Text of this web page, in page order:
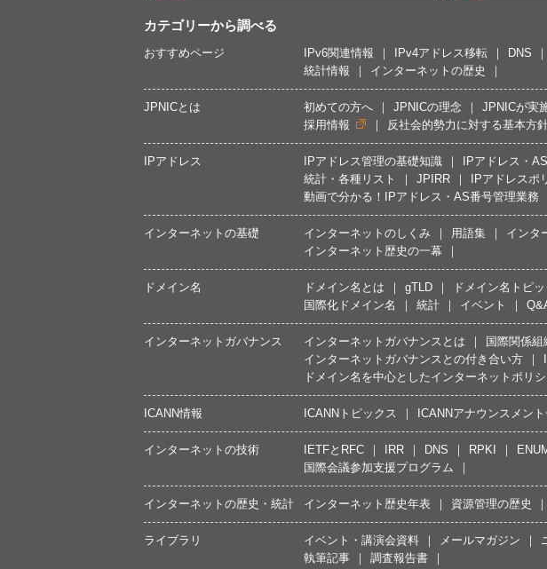
カテゴリーから調べる
おすすめページ IPv6関連情報 IPv4アドレス移転 DNS
統計情報
インターネットの歴史
JPNICとは 初めての方へ JPNICの理念 JPNICが実
採用情報
反社会的勢力に対する基本方
IPアドレス IPアドレス管理の基礎知識 IPアドレス・
統計・各種リスト
JPIRR IPアドレスポ
動画で分かる！IPアドレス・AS番号管理業務
インターネットの基礎 インターネットのしくみ 用語集 インタ
インターネット歴史の一幕
ドメイン名 ドメイン名とは gTLD ドメイン名トピッ
国際化ドメイン名
統計 イベント
インターネットガバナンス インターネットガバナンスとは 国際関係組
インターネットガバナンスとの付き合い方
ドメイン名を中心としたインターネットポリ
ICANN情報 ICANNトピックス ICANNアナウンスメン
インターネットの技術 IETFとRFC IRR DNS RPKI
国際会議参加支援プログラム
インターネットの歴史・統計 インターネット歴史年表 資源管理の歴史
ライブラリ イベント・講演会資料 メールマガジン
執筆記事
調査報告書